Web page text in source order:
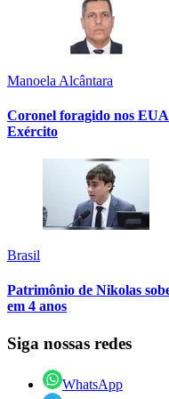
Manoela Alcântara
Coronel foragido nos
Exército
Brasil
Patrimônio de Nikolas
em 4 anos
Siga nossas redes
WhatsApp